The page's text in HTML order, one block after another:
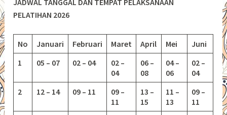
PELATIHAN 2026
No Januari Februari Maret April Mei
Juni
1
05 – 07 02 – 04
02 –
04
06 –
08
04 –
06
02 –
04
2
12 – 14 09 – 11
09 –
11
13 –
15
11 –
13
09 –
11